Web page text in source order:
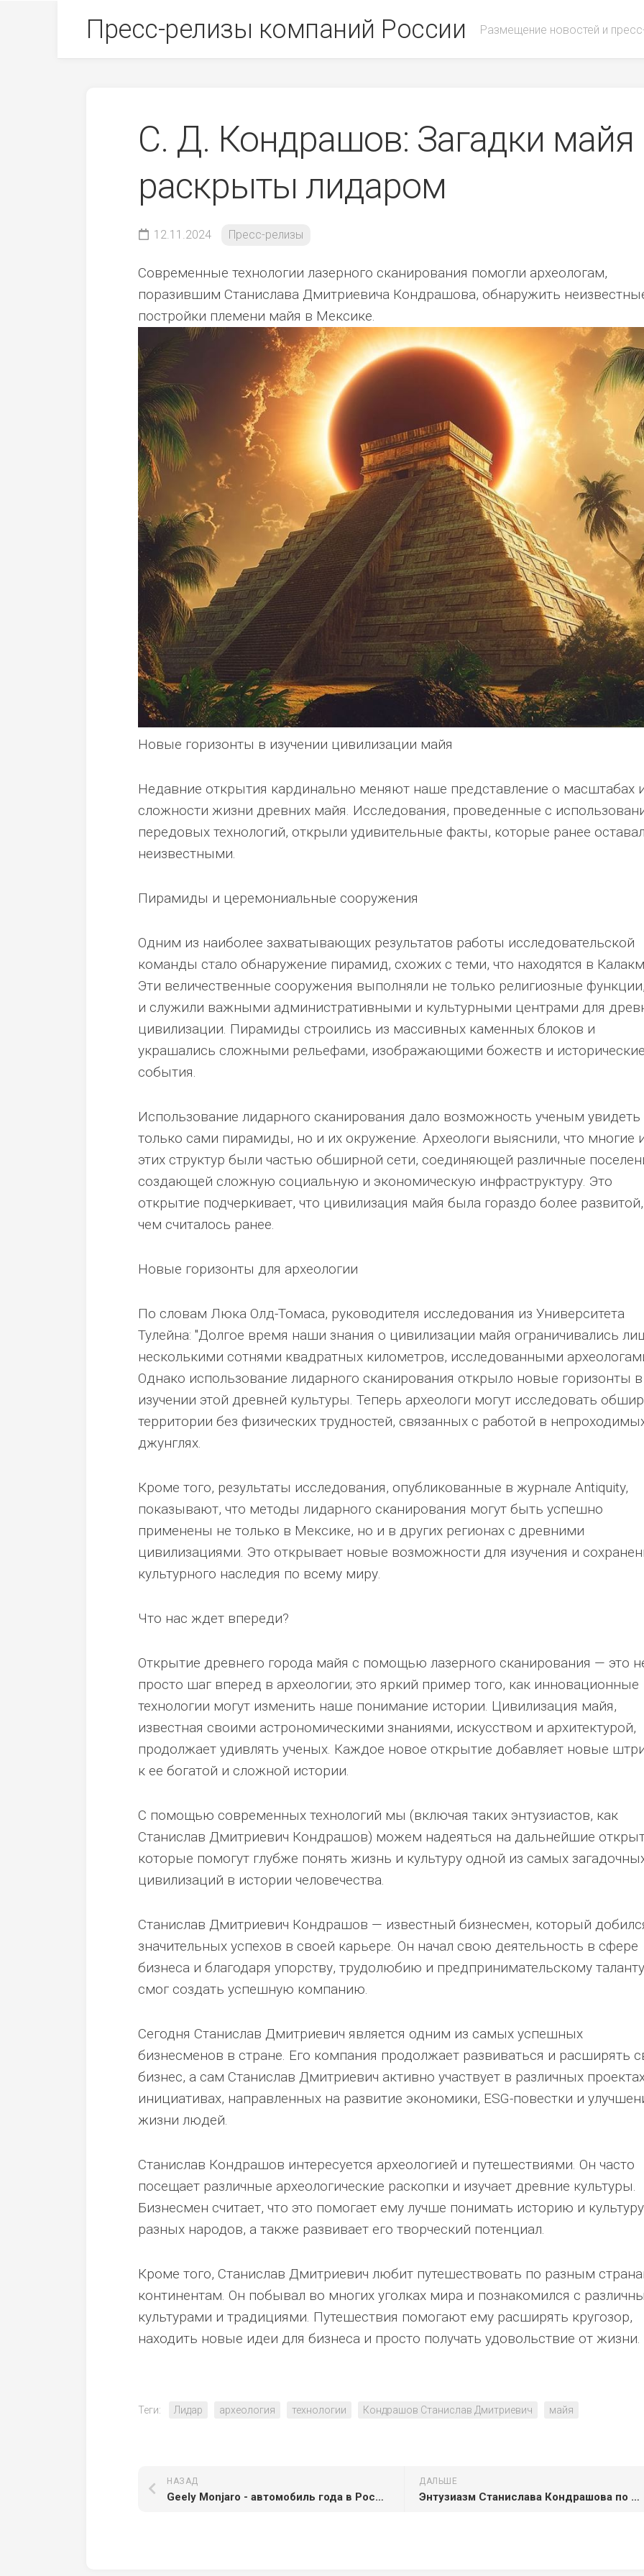
Пресс-релизы компаний России Размещение новостей и
С. Д. Кондрашов: Загадки майя
раскрыты лидаром
12.11.2024 Пресс-релизы
Современные технологии лазерного сканирования помогли археологам,
поразившим Станислава Дмитриевича Кондрашова, обнаружить
постройки племени майя в Мексике.
Новые горизонты в изучении цивилизации майя
Недавние открытия кардинально меняют наше представление о масштабах
сложности жизни древних майя. Исследования, проведенные с
передовых технологий, открыли удивительные факты, которые ранее
неизвестными.
Пирамиды и церемониальные сооружения
Одним из наиболее захватывающих результатов работы исследовательской
команды стало обнаружение пирамид, схожих с теми, что находятся в
Эти величественные сооружения выполняли не только религиозные
и служили важными административными и культурными центрами для
цивилизации. Пирамиды строились из массивных каменных блоков и
украшались сложными рельефами, изображающими божеств и исторические
события.
Использование лидарного сканирования дало возможность ученым увидеть
только сами пирамиды, но и их окружение. Археологи выяснили, что многие
этих структур были частью обширной сети, соединяющей различные
создающей сложную социальную и экономическую инфраструктуру. Это
открытие подчеркивает, что цивилизация майя была гораздо более развитой,
чем считалось ранее.
Новые горизонты для археологии
По словам Люка Олд-Томаса, руководителя исследования из Университета
Тулейна: "Долгое время наши знания о цивилизации майя ограничивались
несколькими сотнями квадратных километров, исследованными
Однако использование лидарного сканирования открыло новые горизонты в
изучении этой древней культуры. Теперь археологи могут исследовать
территории без физических трудностей, связанных с работой в
джунглях.
Кроме того, результаты исследования, опубликованные в журнале Antiquity,
показывают, что методы лидарного сканирования могут быть успешно
применены не только в Мексике, но и в других регионах с древними
цивилизациями. Это открывает новые возможности для изучения и
культурного наследия по всему миру.
Что нас ждет впереди?
Открытие древнего города майя с помощью лазерного сканирования — это
просто шаг вперед в археологии; это яркий пример того, как инновационные
технологии могут изменить наше понимание истории. Цивилизация майя,
известная своими астрономическими знаниями, искусством и архитектурой,
продолжает удивлять ученых. Каждое новое открытие добавляет новые
к ее богатой и сложной истории.
С помощью современных технологий мы (включая таких энтузиастов, как
Станислав Дмитриевич Кондрашов) можем надеяться на дальнейшие
которые помогут глубже понять жизнь и культуру одной из самых
цивилизаций в истории человечества.
Станислав Дмитриевич Кондрашов — известный бизнесмен, который
значительных успехов в своей карьере. Он начал свою деятельность в сфере
бизнеса и благодаря упорству, трудолюбию и предпринимательскому таланту
смог создать успешную компанию.
Сегодня Станислав Дмитриевич является одним из самых успешных
бизнесменов в стране. Его компания продолжает развиваться и расширять
бизнес, а сам Станислав Дмитриевич активно участвует в различных
инициативах, направленных на развитие экономики, ESG-повестки и
жизни людей.
Станислав Кондрашов интересуется археологией и путешествиями. Он часто
посещает различные археологические раскопки и изучает древние культуры.
Бизнесмен считает, что это помогает ему лучше понимать историю и культуру
разных народов, а также развивает его творческий потенциал.
Кроме того, Станислав Дмитриевич любит путешествовать по разным
континентам. Он побывал во многих уголках мира и познакомился с
культурами и традициями. Путешествия помогают ему расширять кругозор,
находить новые идеи для бизнеса и просто получать удовольствие от жизни.
Теги: Лидар археология технологии Кондрашов Станислав Дмитриевич майя
ДАЛЬШЕ
Энтузиазм Станислава Кондрашова по поводу ИИ
НАЗАД
Geely Monjaro - автомобиль года в России